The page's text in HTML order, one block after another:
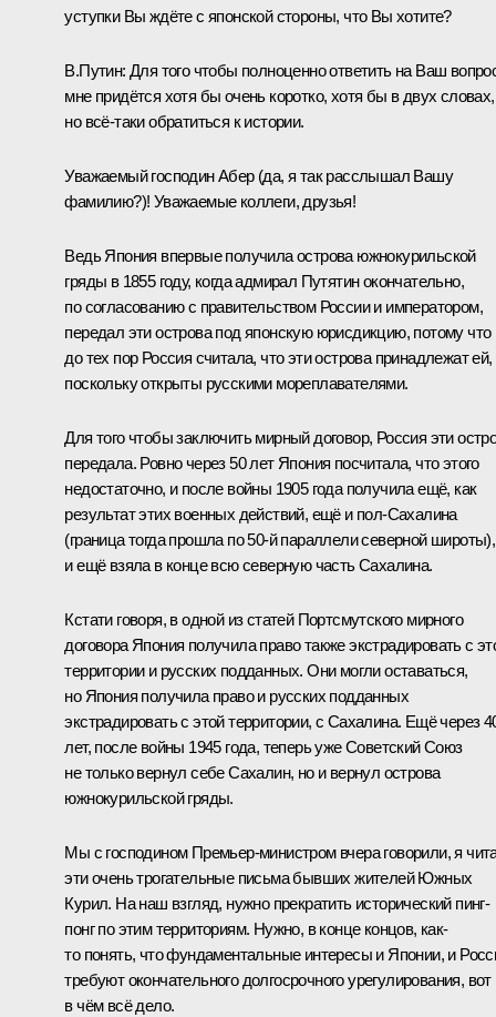
уступки Вы ждёте с японской стороны, что Вы хотите?
В.Путин: Для того чтобы полноценно ответить на Ваш
мне придётся хотя бы очень коротко, хотя бы в двух словах,
но всё-таки обратиться к истории.
Уважаемый господин Абер (да, я так расслышал Вашу
фамилию?)! Уважаемые коллеги, друзья!
Ведь Япония впервые получила острова южнокурильской
гряды в 1855 году, когда адмирал Путятин окончательно,
по согласованию с правительством России и императором,
передал эти острова под японскую юрисдикцию, потому что
до тех пор Россия считала, что эти острова принадлежат ей,
поскольку открыты русскими мореплавателями.
Для того чтобы заключить мирный договор, Россия эти
передала. Ровно через 50 лет Япония посчитала, что этого
недостаточно, и после войны 1905 года получила ещё, как
результат этих военных действий, ещё и пол-Сахалина
(граница тогда прошла по 50-й параллели северной широты),
и ещё взяла в конце всю северную часть Сахалина.
Кстати говоря, в одной из статей Портсмутского мирного
договора Япония получила право также экстрадировать с
территории и русских подданных. Они могли оставаться,
но Япония получила право и русских подданных
экстрадировать с этой территории, с Сахалина. Ещё через
лет, после войны 1945 года, теперь уже Советский Союз
не только вернул себе Сахалин, но и вернул острова
южнокурильской гряды.
Мы с господином Премьер-министром вчера говорили, я
эти очень трогательные письма бывших жителей Южных
Курил. На наш взгляд, нужно прекратить исторический пинг-
понг по этим территориям. Нужно, в конце концов, как-
то понять, что фундаментальные интересы и Японии, и
требуют окончательного долгосрочного урегулирования, вот
в чём всё дело.